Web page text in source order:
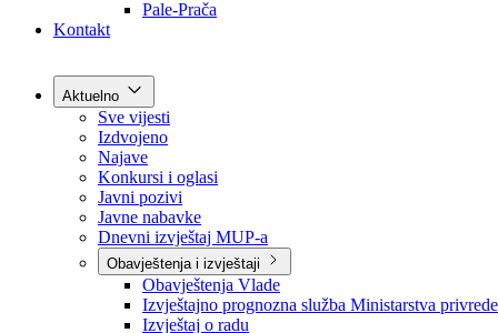
Općine
Kontakt
Aktuelno
Sve vijesti
Izdvojeno
Najave
Konkursi i oglasi
Javni pozivi
Javne nabavke
Dnevni izvještaj MUP-a
Obavještenja i izvještaji